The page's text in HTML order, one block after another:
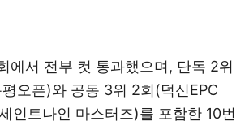
에서 전부 컷 통과했으며, 단독 2위
평오픈)와 공동 3위 2회(덕신EPC
인트나인 마스터즈)를 포함한 10번